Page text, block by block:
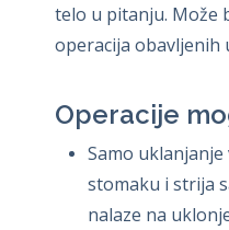
telo u pitanju. Može
operacija obavljenih
Operacije
Samo uklanjanje
stomaku i strija
nalaze na